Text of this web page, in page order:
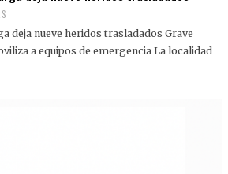
deja nueve heridos trasladados Grave
a equipos de emergencia La localidad